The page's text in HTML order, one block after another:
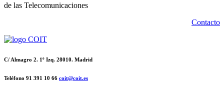
de las Telecomunicaciones
Contacto
C/ Almagro 2. 1º Izq. 28010. Madrid
Teléfono 91 391 10 66 coit@coit.es